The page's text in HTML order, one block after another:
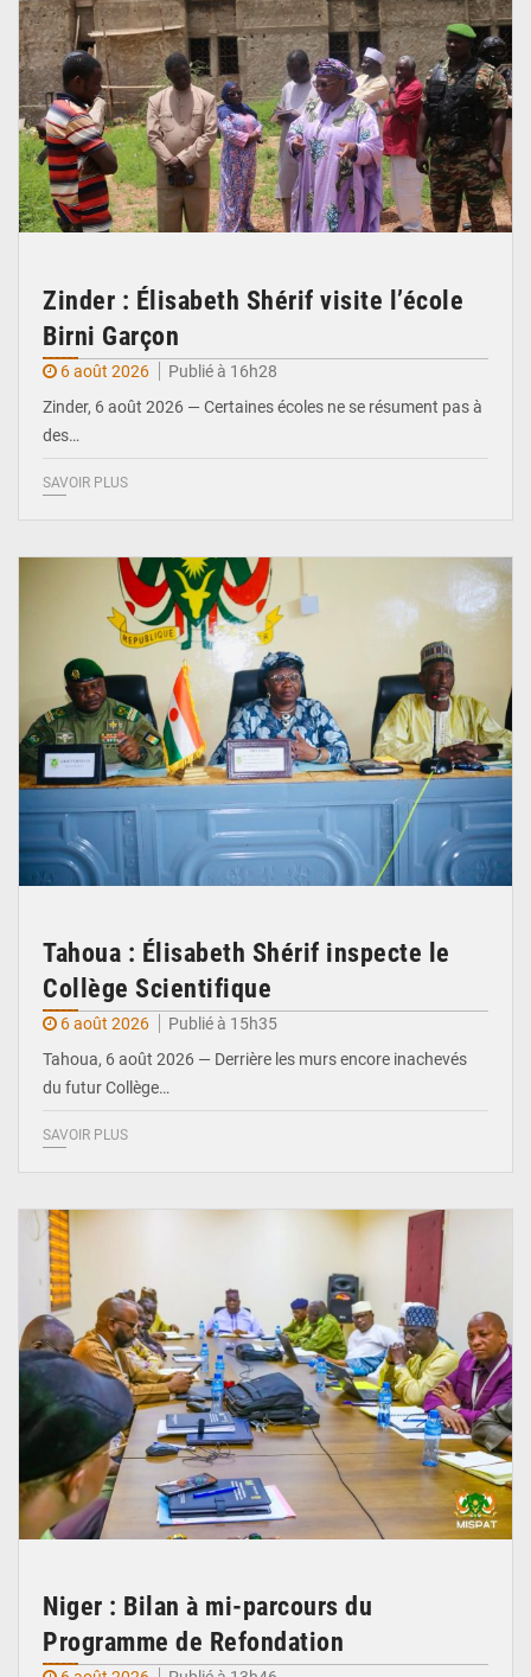
Zinder : Élisabeth Shérif visite l’école
Birni Garçon
6 août 2026
Publié à 16h28
Zinder, 6 août 2026 — Certaines écoles ne se résument pas à
des…
SAVOIR PLUS
Tahoua : Élisabeth Shérif inspecte le
Collège Scientifique
6 août 2026
Publié à 15h35
Tahoua, 6 août 2026 — Derrière les murs encore inachevés
du futur Collège…
SAVOIR PLUS
Niger : Bilan à mi-parcours du
Programme de Refondation